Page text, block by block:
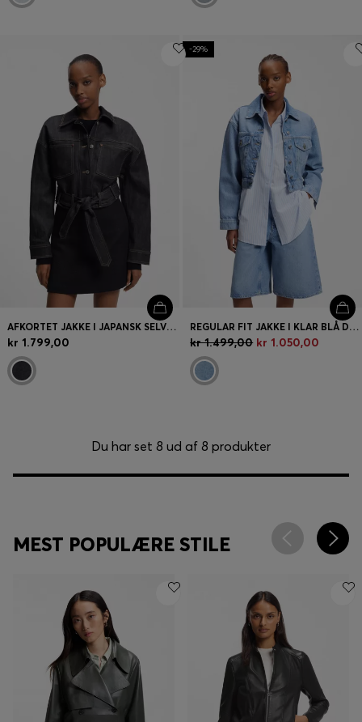
AFKORTET JAKKE I JAPANSK SELVEDGE-DENIM
kr 1.799,00
-29%
REGULAR FIT JAKKE I KLAR BLÅ DENIM
kr 1.499,00 kr 1.050,00
Du har set 8 ud af 8 produkter
MEST POPULÆRE STILE